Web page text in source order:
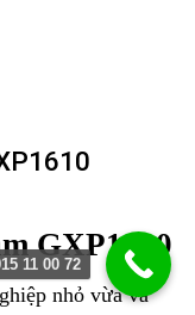
GXP1610
nhỏ vừa và
11 00 72